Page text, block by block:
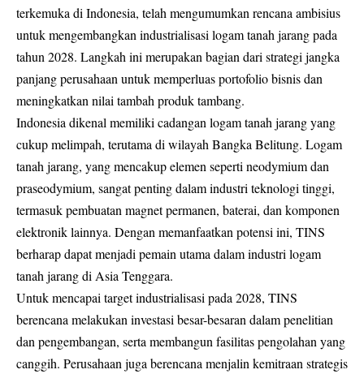
terkemuka di Indonesia, telah mengumumkan rencana ambisius
untuk mengembangkan industrialisasi logam tanah jarang pada
tahun 2028. Langkah ini merupakan bagian dari strategi jangka
panjang perusahaan untuk memperluas portofolio bisnis dan
meningkatkan nilai tambah produk tambang.
Indonesia dikenal memiliki cadangan logam tanah jarang yang
cukup melimpah, terutama di wilayah Bangka Belitung. Logam
tanah jarang, yang mencakup elemen seperti neodymium dan
praseodymium, sangat penting dalam industri teknologi tinggi,
termasuk pembuatan magnet permanen, baterai, dan komponen
elektronik lainnya. Dengan memanfaatkan potensi ini, TINS
berharap dapat menjadi pemain utama dalam industri logam
tanah jarang di Asia Tenggara.
Untuk mencapai target industrialisasi pada 2028, TINS
berencana melakukan investasi besar-besaran dalam penelitian
dan pengembangan, serta membangun fasilitas pengolahan yang
canggih. Perusahaan juga berencana menjalin kemitraan strategis